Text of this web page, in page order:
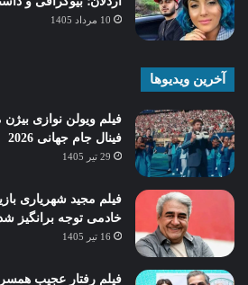
10 مرداد 1405
آخرین ویدیوها
فیلم ویولن نوازی
فینال جام جهانی 2026
29 تیر 1405
فیلم مجید شهریاری
خادمی توجه برانگیز
16 تیر 1405
فیلم رفتار عجیب